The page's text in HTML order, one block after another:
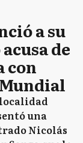
a su
de
con
una
Nicolás